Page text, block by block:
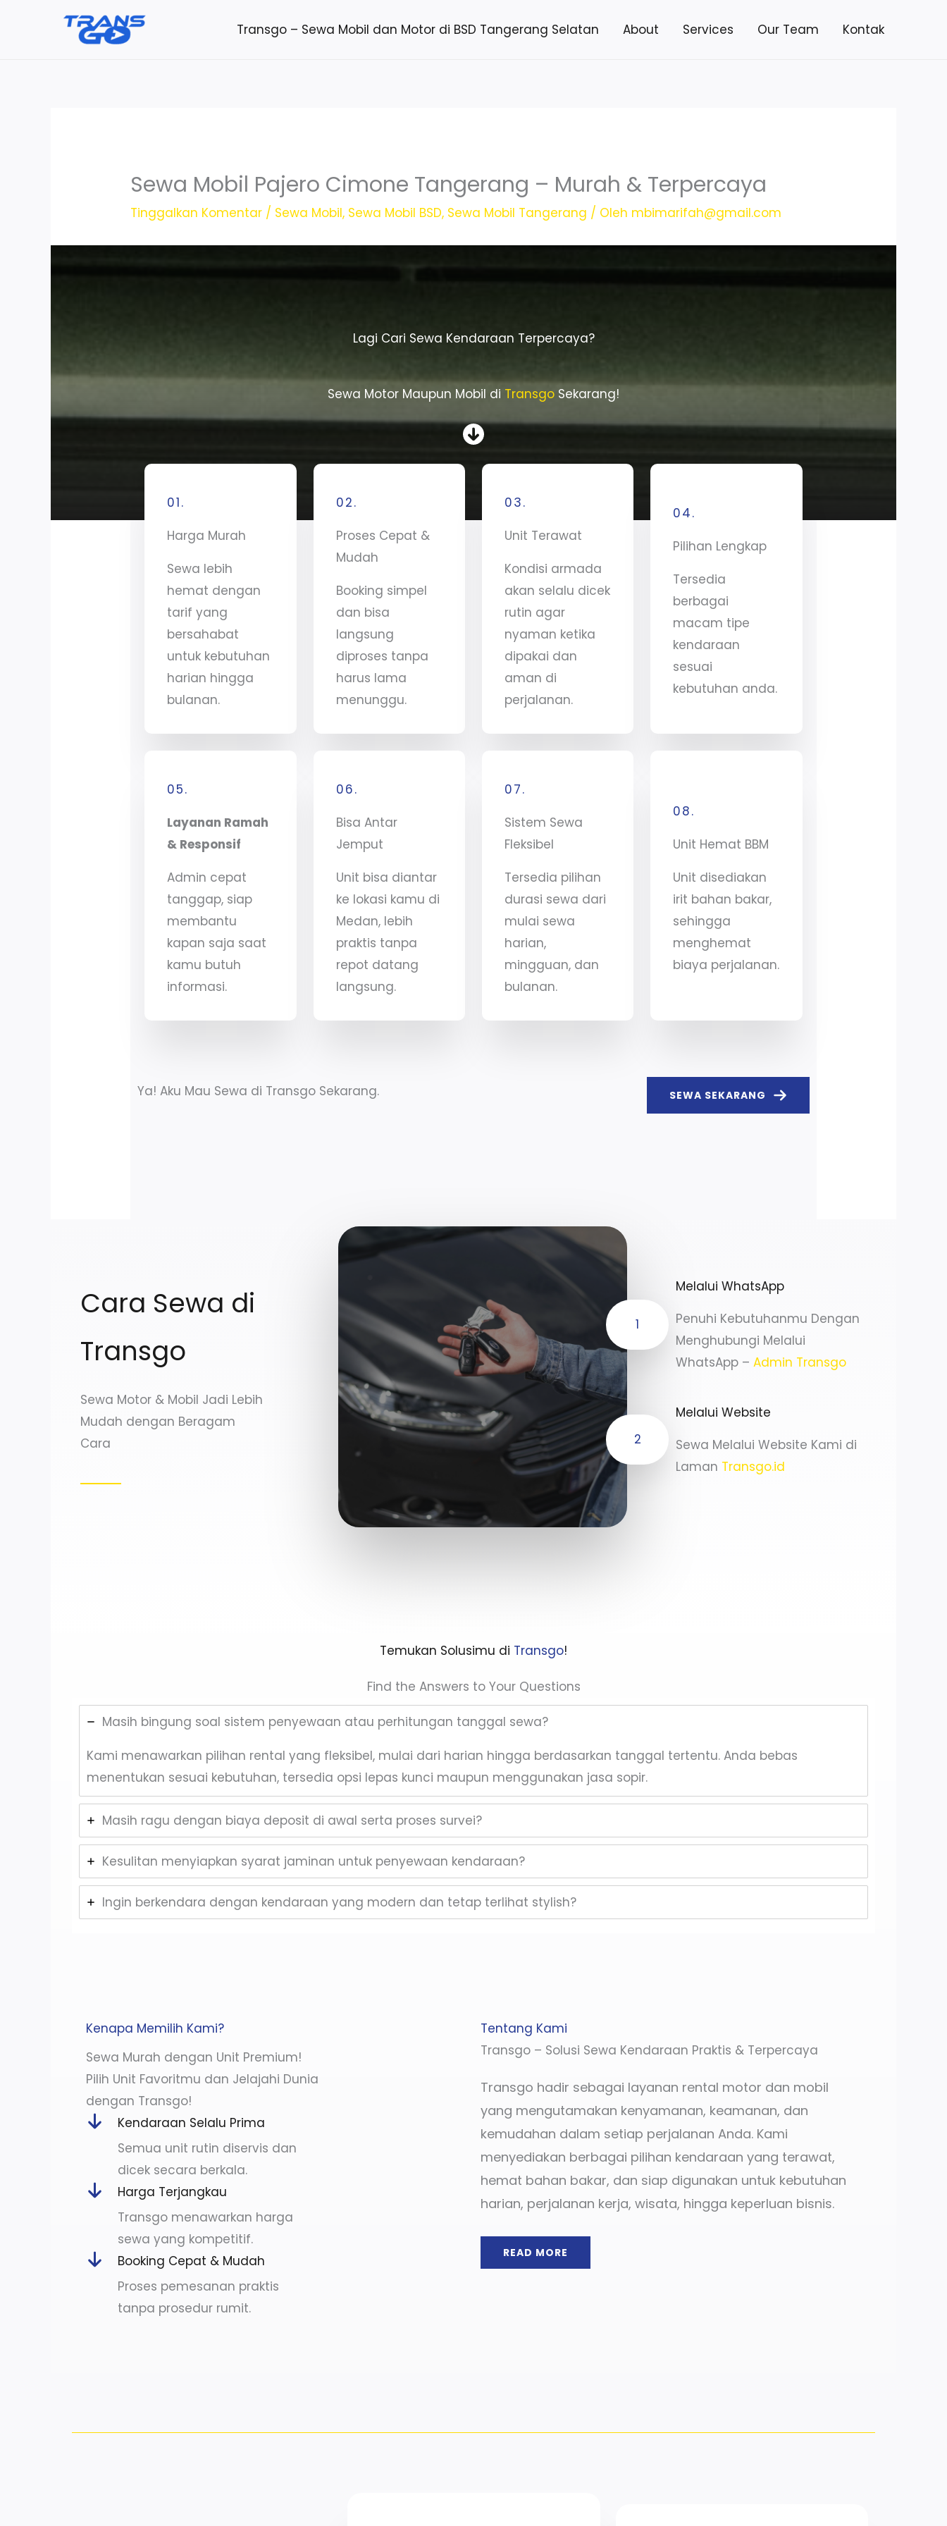
Transgo – Sewa Mobil dan Motor di BSD Tangerang Selatan About Services Our Team Kontak
Sewa Mobil Pajero Cimone Tangerang – Murah & Terpercaya
Tinggalkan Komentar / Sewa Mobil, Sewa Mobil BSD, Sewa Mobil Tangerang / Oleh mbimarifah@gmail.com
Lagi Cari Sewa Kendaraan Terpercaya?
Sewa Motor Maupun Mobil di Transgo Sekarang!
01.
Harga Murah
Sewa lebih
hemat dengan
tarif yang
bersahabat
untuk kebutuhan
harian hingga
bulanan.
02.
Proses Cepat &
Mudah
Booking simpel
dan bisa
langsung
diproses tanpa
harus lama
menunggu.
03.
Unit Terawat
Kondisi armada
akan selalu dicek
rutin agar
nyaman ketika
dipakai dan
aman di
perjalanan.
04.
Pilihan Lengkap
Tersedia
berbagai
macam tipe
kendaraan
sesuai
kebutuhan anda.
05.
Layanan Ramah
& Responsif
Admin cepat
tanggap, siap
membantu
kapan saja saat
kamu butuh
informasi.
06.
Bisa Antar
Jemput
Unit bisa diantar
ke lokasi kamu di
Medan, lebih
praktis tanpa
repot datang
langsung.
07.
Sistem Sewa
Fleksibel
Tersedia pilihan
durasi sewa dari
mulai sewa
harian,
mingguan, dan
bulanan.
08.
Unit Hemat BBM
Unit disediakan
irit bahan bakar,
sehingga
menghemat
biaya perjalanan.
Ya! Aku Mau Sewa di Transgo Sekarang. SEWA SEKARANG
Cara Sewa di
Transgo
Sewa Motor & Mobil Jadi Lebih
Mudah dengan Beragam
Cara
1
Melalui WhatsApp
Penuhi Kebutuhanmu Dengan
Menghubungi Melalui
WhatsApp – Admin Transgo
2
Melalui Website
Sewa Melalui Website Kami di
Laman Transgo.id
Temukan Solusimu di Transgo!
Find the Answers to Your Questions
Masih bingung soal sistem penyewaan atau perhitungan tanggal sewa?
Kami menawarkan pilihan rental yang fleksibel, mulai dari harian hingga berdasarkan tanggal tertentu. Anda bebas
menentukan sesuai kebutuhan, tersedia opsi lepas kunci maupun menggunakan jasa sopir.
Masih ragu dengan biaya deposit di awal serta proses survei?
Kesulitan menyiapkan syarat jaminan untuk penyewaan kendaraan?
Ingin berkendara dengan kendaraan yang modern dan tetap terlihat stylish?
Kenapa Memilih Kami?
Sewa Murah dengan Unit Premium!
Pilih Unit Favoritmu dan Jelajahi Dunia
dengan Transgo!
Kendaraan Selalu Prima
Semua unit rutin diservis dan
dicek secara berkala.
Harga Terjangkau
Transgo menawarkan harga
sewa yang kompetitif.
Booking Cepat & Mudah
Proses pemesanan praktis
tanpa prosedur rumit.
Tentang Kami
Transgo – Solusi Sewa Kendaraan Praktis & Terpercaya
Transgo hadir sebagai layanan rental motor dan mobil
yang mengutamakan kenyamanan, keamanan, dan
kemudahan dalam setiap perjalanan Anda. Kami
menyediakan berbagai pilihan kendaraan yang terawat,
hemat bahan bakar, dan siap digunakan untuk kebutuhan
harian, perjalanan kerja, wisata, hingga keperluan bisnis.
READ MORE